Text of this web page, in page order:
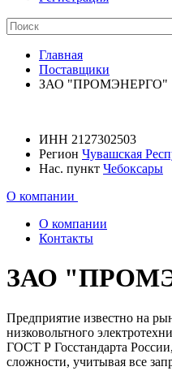
Главная
Поставщики
ЗАО "ПРОМЭНЕРГО"
ИНН 2127302503
Регион Чувашская
Нас. пункт Чебоксары
О компании
О компании
Контакты
ЗАО
Предприятие известно на
низковольтного
ГОСТ Р Госстандарта
сложности, учитывая все